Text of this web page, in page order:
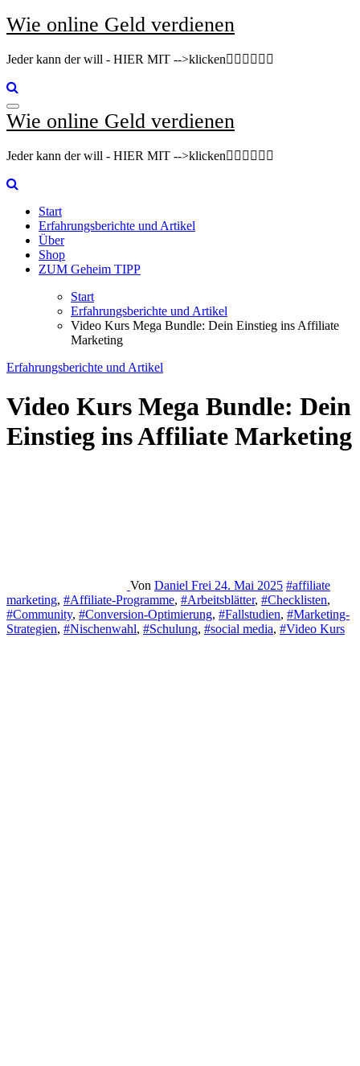
Zum
Inhalt
Wie online Geld verdienen
Jeder kann der will - HIER MIT -->klicken👇🏽👇🏽👇🏽
Wie online Geld verdienen
Jeder kann der will - HIER MIT -->klicken👇🏽👇🏽👇🏽
Start
Erfahrungsberichte und Artikel
Über
Shop
ZUM Geheim TIPP
Start
Erfahrungsberichte und Artikel
Video Kurs Mega Bundle: Dein Einstieg ins Affiliate
Marketing
Erfahrungsberichte und Artikel
Video Kurs Mega Bundle: Dein
Einstieg ins Affiliate Marketing
Von Daniel Frei 24. Mai 2025 #affiliate
marketing, #Affiliate-Programme, #Arbeitsblätter, #Checklisten,
#Community, #Conversion-Optimierung, #Fallstudien, #Marketing-
Strategien, #Nischenwahl, #Schulung, #social media, #Video Kurs